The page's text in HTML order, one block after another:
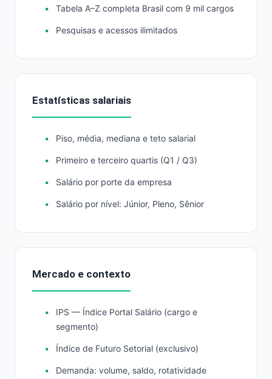
Tabela A–Z completa Brasil com 9 mil cargos
Pesquisas e acessos ilimitados
Estatísticas salariais
Piso, média, mediana e teto salarial
Primeiro e terceiro quartis (Q1 / Q3)
Salário por porte da empresa
Salário por nível: Júnior, Pleno, Sênior
Mercado e contexto
IPS — Índice Portal Salário (cargo e
segmento)
Índice de Futuro Setorial (exclusivo)
Demanda: volume, saldo, rotatividade